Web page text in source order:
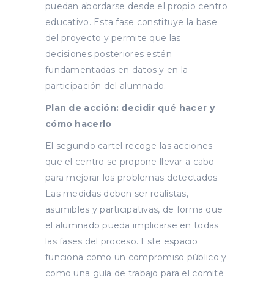
puedan abordarse desde el propio centro
educativo. Esta fase constituye la base
del proyecto y permite que las
decisiones posteriores estén
fundamentadas en datos y en la
participación del alumnado.
Plan de acción: decidir qué hacer y
cómo hacerlo
El segundo cartel recoge las acciones
que el centro se propone llevar a cabo
para mejorar los problemas detectados.
Las medidas deben ser realistas,
asumibles y participativas, de forma que
el alumnado pueda implicarse en todas
las fases del proceso. Este espacio
funciona como un compromiso público y
como una guía de trabajo para el comité